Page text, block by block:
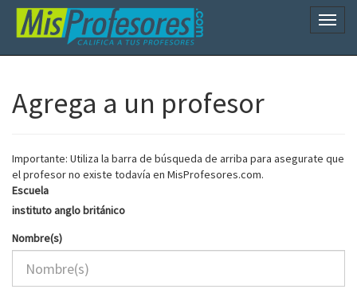
Agrega a un profesor
Importante: Utiliza la barra de búsqueda de arriba para asegurate que
el profesor no existe todavía en MisProfesores.com.
Escuela
instituto anglo británico
Nombre(s)